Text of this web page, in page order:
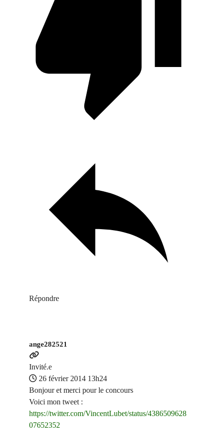
Répondre
ange282521
Invité.e
26 février 2014 13h24
Bonjour et merci pour le concours
Voici mon tweet :
https://twitter.com/VincentLubet/status/4386509628
07652352